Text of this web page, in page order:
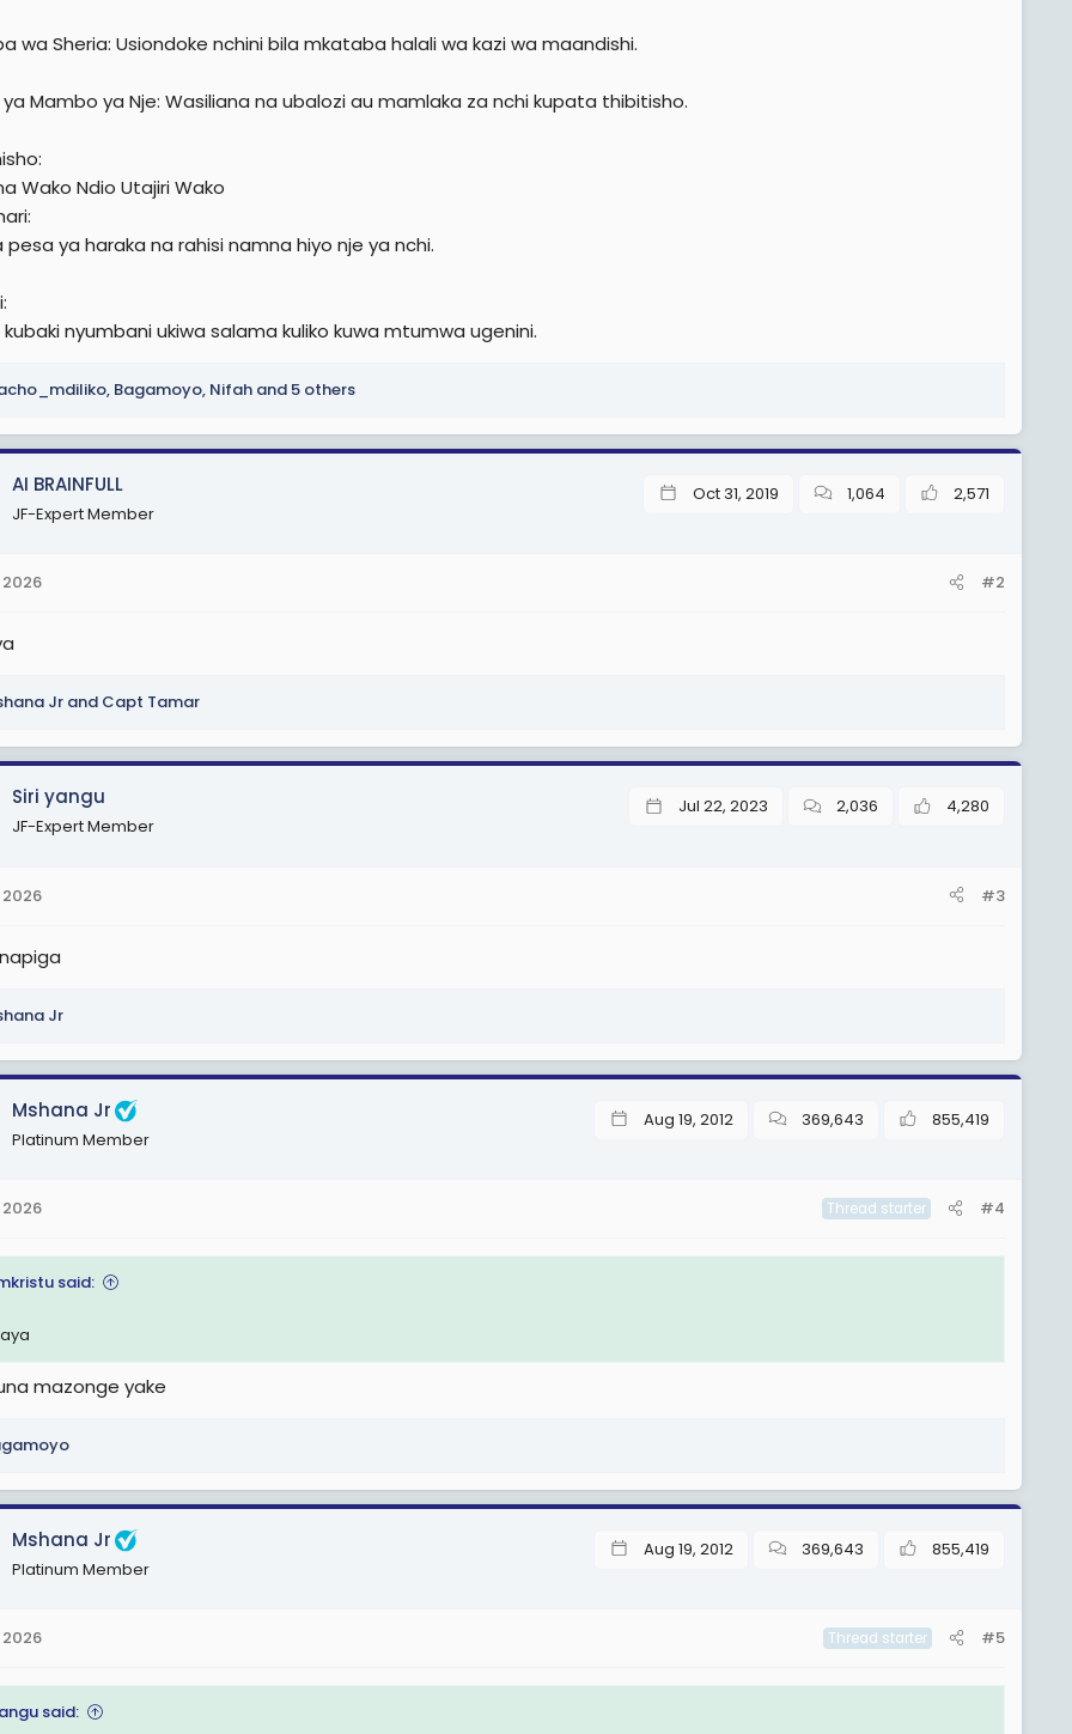
wa Sheria: Usiondoke nchini bila mkataba halali wa kazi wa maandishi.
Mambo ya Nje: Wasiliana na ubalozi au mamlaka za nchi kupata thibitisho.
Wako Ndio Utajiri Wako
pesa ya haraka na rahisi namna hiyo nje ya nchi.
kubaki nyumbani ukiwa salama kuliko kuwa mtumwa ugenini.
, Bagamoyo, Nifah and 5 others
AI BRAINFULL
JF-Expert Member
Oct 31, 2019 1,064 2,571
#2
Jr and Capt Tamar
Siri yangu
JF-Expert Member
Jul 22, 2023 2,036 4,280
#3
Jr
Mshana Jr
Platinum Member
Aug 19, 2012 369,643 855,419
Thread starter #4
said:
mazonge yake
Mshana Jr
Platinum Member
Aug 19, 2012 369,643 855,419
Thread starter #5
said: